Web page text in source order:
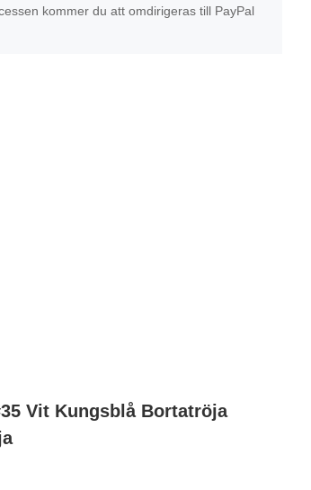
kommer du att omdirigeras till PayPal
Vit Kungsblå Bortatröja